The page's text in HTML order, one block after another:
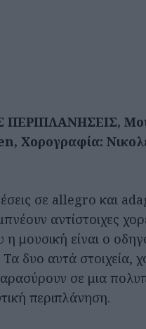
ΠΕΡΙΠΛΑΝΗΣΕΙΣ,
Χορογραφία:
σε allegro και
αντίστοιχες
η μουσική είναι ο
δυο αυτά στοιχεία,
σε μια
περιπλάνηση.